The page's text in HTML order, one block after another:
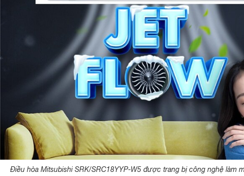
Điều hòa Mitsubishi SRK/SRC18YYP-W5 được trang bị công nghệ làm